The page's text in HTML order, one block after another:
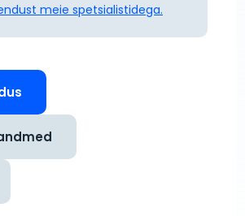
meie spetsialistidega.